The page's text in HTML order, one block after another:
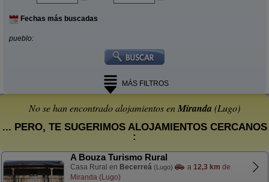
Fechas más buscadas
pueblo:
MÁS FILTROS
No se han encontrado alojamientos enMiranda (Lugo)
... PERO, TE SUGERIMOS ALOJAMIENTOS CERCANOS
:
A Bouza Turismo Rural
Casa Rural en Becerreá (Lugo) a 12,3 km de
Miranda (Lugo)